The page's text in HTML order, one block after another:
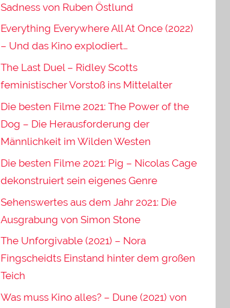
Sadness von Ruben Östlund
Everything Everywhere All At Once (2022)
– Und das Kino explodiert…
The Last Duel – Ridley Scotts
feministischer Vorstoß ins Mittelalter
Die besten Filme 2021: The Power of the
Dog – Die Herausforderung der
Männlichkeit im Wilden Westen
Die besten Filme 2021: Pig – Nicolas Cage
dekonstruiert sein eigenes Genre
Sehenswertes aus dem Jahr 2021: Die
Ausgrabung von Simon Stone
The Unforgivable (2021) – Nora
Fingscheidts Einstand hinter dem großen
Teich
Was muss Kino alles? – Dune (2021) von